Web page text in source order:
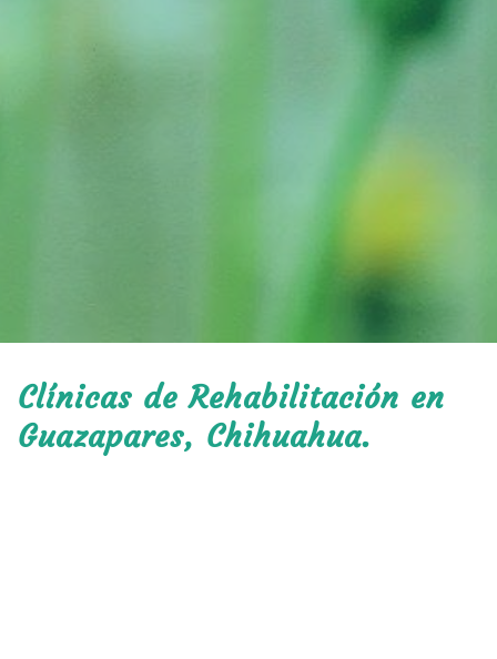
Clínicas de Rehabilitación en
Guazapares, Chihuahua.